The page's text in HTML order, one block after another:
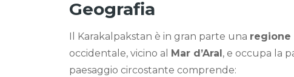
Geografia
Il Karakalpakstan è in gran parte una regione
occidentale, vicino al
Mar d’Aral , e occupa la
paesaggio circostante comprende: